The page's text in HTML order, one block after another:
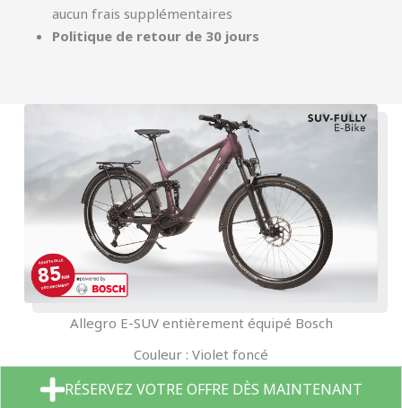
aucun frais supplémentaires
Politique de retour de 30 jours
Allegro E-SUV entièrement équipé Bosch
Couleur : Violet foncé
RÉSERVEZ VOTRE OFFRE DÈS MAINTENANT